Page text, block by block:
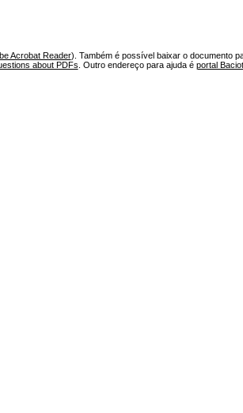
Acrobat Reader). Também é possível baixar o documento
about PDFs . Outro endereço para ajuda é portal